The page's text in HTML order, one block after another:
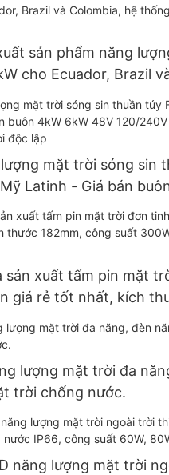
sản phẩm năng
cho Ecuador, Brazil
điện độc lập 120V.
mặt trời sóng sin
Latinh - Giá bán
- Biến tần năng
sản xuất tấm pin mặt
giá rẻ tốt nhất, kích
300W, 360W, 400W.
lượng mặt trời đa
trời chống nước.
năng lượng mặt trời